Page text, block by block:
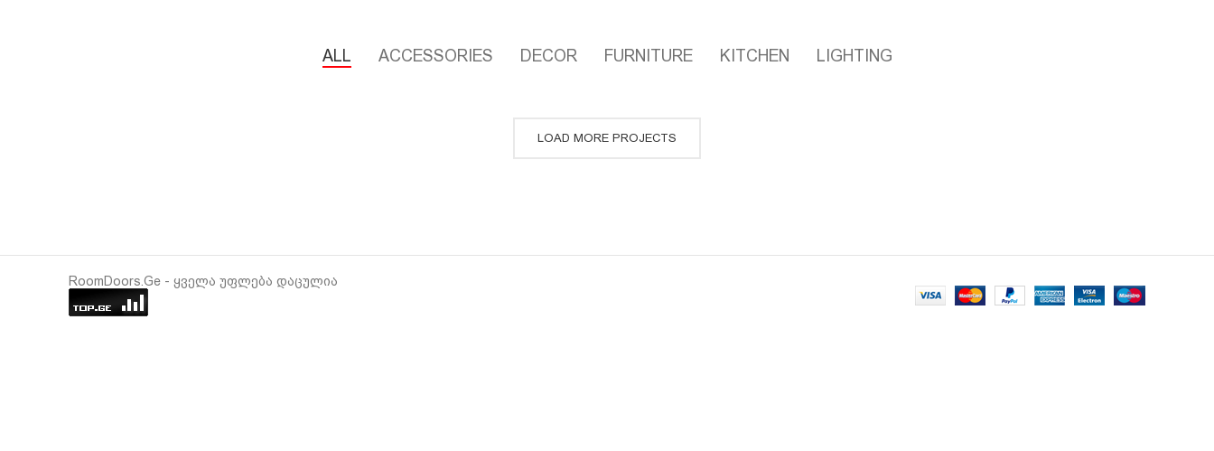
ALL ACCESSORIES DECOR FURNITURE KITCHEN LIGHTING
LOAD MORE PROJECTS
RoomDoors.Ge - ყველა უფლება დაცულია